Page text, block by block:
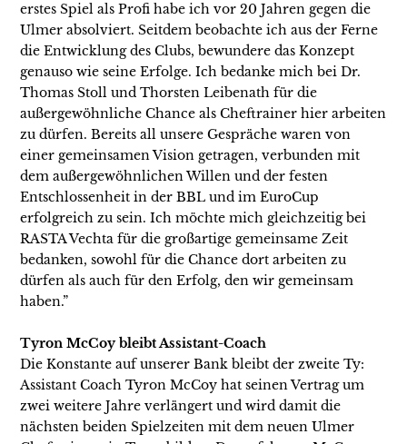
erstes Spiel als Profi habe ich vor 20 Jahren gegen die
Ulmer absolviert. Seitdem beobachte ich aus der Ferne
die Entwicklung des Clubs, bewundere das Konzept
genauso wie seine Erfolge. Ich bedanke mich bei Dr.
Thomas Stoll und Thorsten Leibenath für die
außergewöhnliche Chance als Cheftrainer hier arbeiten
zu dürfen. Bereits all unsere Gespräche waren von
einer gemeinsamen Vision getragen, verbunden mit
dem außergewöhnlichen Willen und der festen
Entschlossenheit in der BBL und im EuroCup
erfolgreich zu sein. Ich möchte mich gleichzeitig bei
RASTA Vechta für die großartige gemeinsame Zeit
bedanken, sowohl für die Chance dort arbeiten zu
dürfen als auch für den Erfolg, den wir gemeinsam
haben.”
Tyron McCoy bleibt Assistant-Coach
Die Konstante auf unserer Bank bleibt der zweite Ty:
Assistant Coach Tyron McCoy hat seinen Vertrag um
zwei weitere Jahre verlängert und wird damit die
nächsten beiden Spielzeiten mit dem neuen Ulmer